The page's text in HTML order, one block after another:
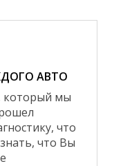
АВТО
который мы
что
что Вы